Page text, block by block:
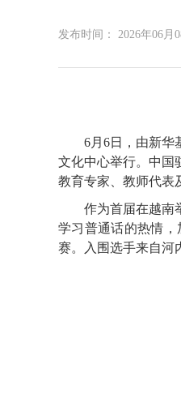
发布时间： 2026年06月
6月6日，由新华基
文化中心举行。中国
教育专家、教师代表
作为首届在越南举
学习普通话的热情，
赛。入围选手来自河